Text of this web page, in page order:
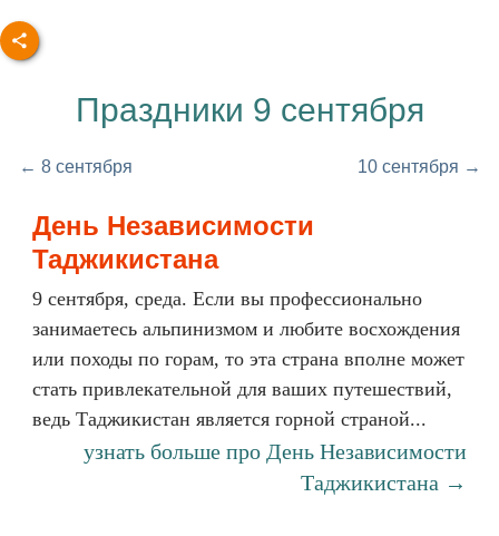
Праздники 9 сентября
← 8 сентября 10 сентября →
День Независимости
Таджикистана
9 сентября, среда. Если вы профессионально
занимаетесь альпинизмом и любите восхождения
или походы по горам, то эта страна вполне может
стать привлекательной для ваших путешествий,
ведь Таджикистан является горной страной...
узнать больше про День Независимости
Таджикистана →